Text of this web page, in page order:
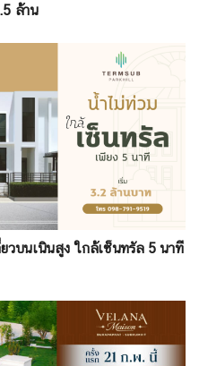
ล้าน
วบนเนินสูง ใกล้เซ็นทรัล 5 นาที